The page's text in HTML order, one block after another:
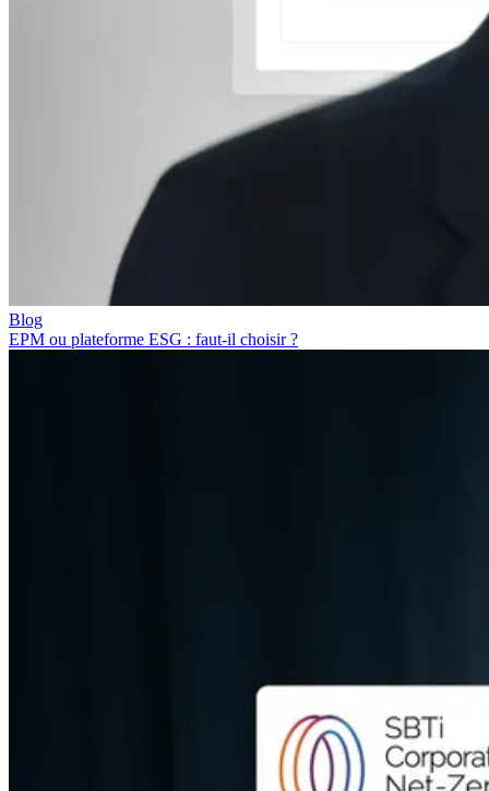
Blog
EPM ou plateforme ESG : faut-il choisir ?